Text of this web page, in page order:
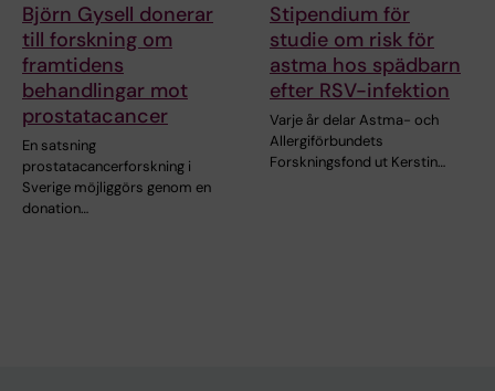
Björn Gysell donerar
till forskning om
framtidens
behandlingar mot
prostatacancer
En satsning
prostatacancerforskning i
Sverige möjliggörs genom en
donation…
Stipendium för
studie om risk för
astma hos spädbarn
efter RSV-infektion
Varje år delar Astma- och
Allergiförbundets
Forskningsfond ut Kerstin…